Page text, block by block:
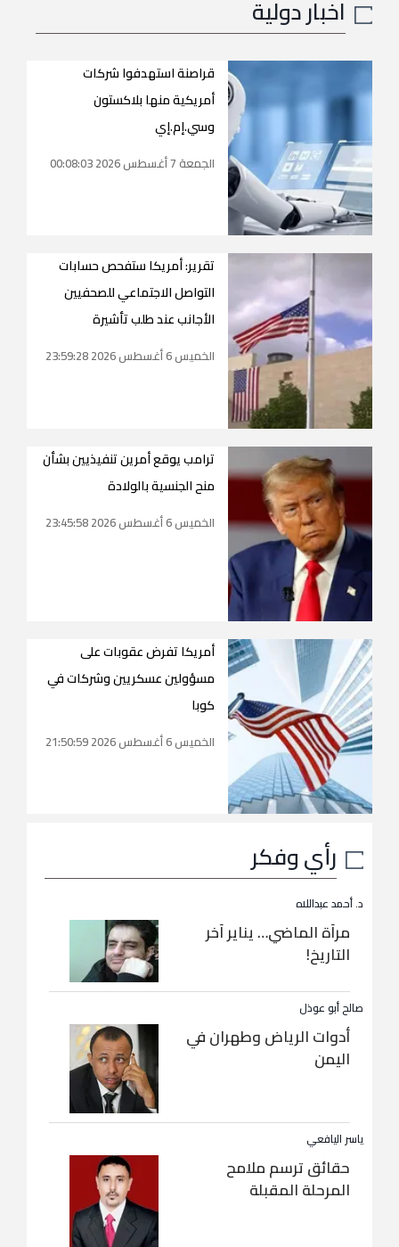
اخبار دولية
قراصنة استهدفوا شركات
أمريكية منها بلاكستون
وسي.إم.إي
الجمعة 7 أغسطس 2026 00:08:03
تقرير: أمريكا ستفحص حسابات
التواصل الاجتماعي للصحفيين
الأجانب عند طلب تأشيرة
الخميس 6 أغسطس 2026 23:59:28
ترامب يوقع أمرين تنفيذيين بشأن
منح الجنسية بالولادة
الخميس 6 أغسطس 2026 23:45:58
أمريكا تفرض عقوبات على
مسؤولين عسكريين وشركات في
كوبا
الخميس 6 أغسطس 2026 21:50:59
رأي وفكر
د. أحمد عبداللاه
مرآة الماضي… يناير آخر
التاريخ!
صالح أبو عوذل
أدوات الرياض وطهران في
اليمن
ياسر اليافعي
حقائق ترسم ملامح
المرحلة المقبلة